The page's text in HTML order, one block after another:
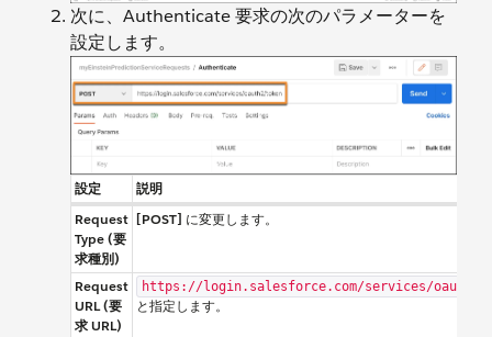
次に、Authenticate 要求の次のパラメーターを
設定します。
設定
説明
Request
Type (要
求種別)
[POST] に変更します。
Request
URL (要
求 URL)
https://login.salesforce.com/services/oauth2/
と指定します。